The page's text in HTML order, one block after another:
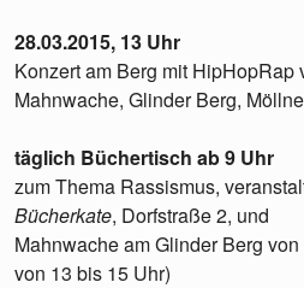
28.03.2015, 13 Uhr
Konzert am Berg mit HipHopRap
Mahnwache, Glinder Berg,
täglich Büchertisch ab 9 Uhr
zum Thema Rassismus,
Bücherkate, Dorfstraße 2, und
Mahnwache am Glinder Berg
von 13 bis 15 Uhr)